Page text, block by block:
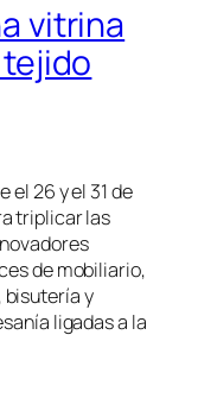
vitrina
el 26 y el 31 de
triplicar las
de mobiliario,
bisutería y
ligadas a la